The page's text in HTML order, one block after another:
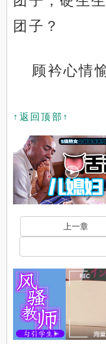
团子？
顾衿心情
↑返回顶部↑
上一章